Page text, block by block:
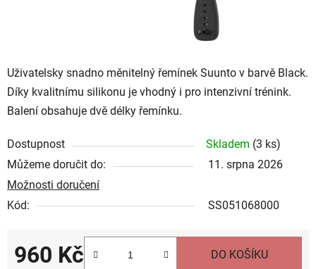
Uživatelsky snadno měnitelný řemínek Suunto v barvě Black.
Díky kvalitnímu silikonu je vhodný i pro intenzivní trénink.
Balení obsahuje dvě délky řemínku.
Dostupnost Skladem (3 ks)
Můžeme doručit do:
11. srpna 2026
Možnosti doručení
Kód:
SS051068000
960 Kč DO KOŠÍKU